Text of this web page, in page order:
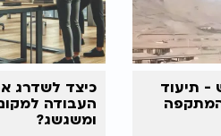
- תיעוד
כיצד לשדרג
העבודה
ומשגשג?